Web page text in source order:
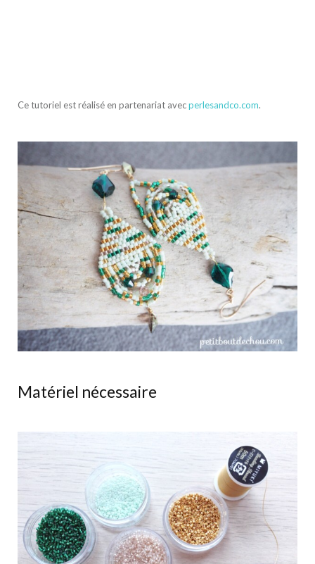
Ce tutoriel est réalisé en partenariat avecperlesandco.com.
Matériel nécessaire